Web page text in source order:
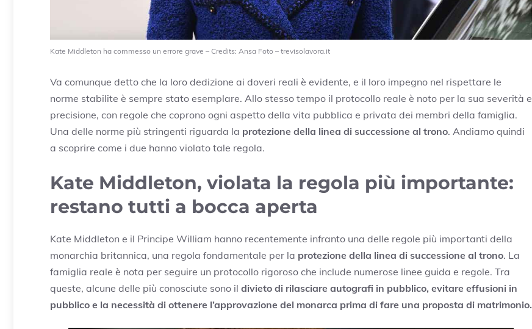
Kate Middleton ha commesso un errore grave – Credits: Ansa Foto – trevisolavora.it
Va comunque detto che la loro dedizione ai doveri reali è evidente, e il loro impegno nel rispettare le
norme stabilite è sempre stato esemplare. Allo stesso tempo il protocollo reale è noto per la sua severità e
precisione, con regole che coprono ogni aspetto della vita pubblica e privata dei membri della famiglia.
Una delle norme più stringenti riguarda la protezione della linea di successione al trono. Andiamo quindi
a scoprire come i due hanno violato tale regola.
Kate Middleton, violata la regola più importante:
restano tutti a bocca aperta
Kate Middleton e il Principe William hanno recentemente infranto una delle regole più importanti della
monarchia britannica, una regola fondamentale per la protezione della linea di successione al trono. La
famiglia reale è nota per seguire un protocollo rigoroso che include numerose linee guida e regole. Tra
queste, alcune delle più conosciute sono il divieto di rilasciare autografi in pubblico, evitare effusioni in
pubblico e la necessità di ottenere l’approvazione del monarca prima di fare una proposta di matrimonio.